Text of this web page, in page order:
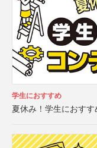
学生におすすめ
夏休み！学生におす